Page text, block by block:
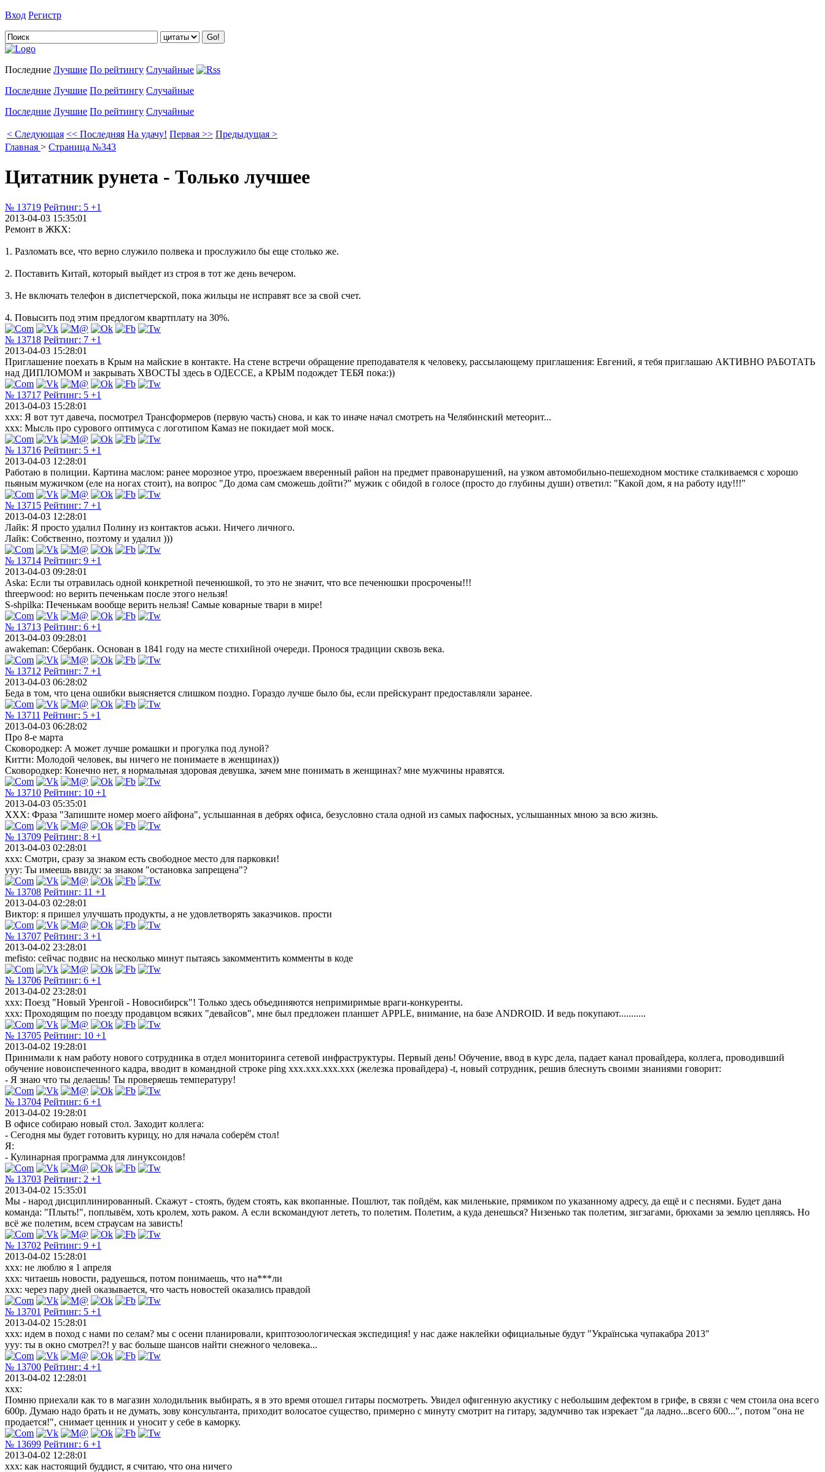
Вход Регистр
Последние Лучшие По рейтингу Случайные
Последние Лучшие По рейтингу Случайные
Последние Лучшие По рейтингу Случайные
< Следующая << Последняя На удачу! Первая >> Предыдущая >
Главная > Страница №343
Цитатник рунета - Только лучшее
№ 13719 Рейтинг: 5 +1
2013-04-03 15:35:01
Ремонт в ЖКХ:
1. Разломать все, что верно служило полвека и прослужило бы еще столько же.
2. Поставить Китай, который выйдет из строя в тот же день вечером.
3. Не включать телефон в диспетчерской, пока жильцы не исправят все за свой счет.
4. Повысить под этим предлогом квартплату на 30%.
№ 13718 Рейтинг: 7 +1
2013-04-03 15:28:01
Приглашение поехать в Крым на майские в контакте. На стене встречи обращение преподавателя к человеку, рассылающему приглашения: Евгений, я тебя приглашаю АКТИВНО РАБОТАТЬ
над ДИПЛОМОМ и закрывать ХВОСТЫ здесь в ОДЕССЕ, а КРЫМ подождет ТЕБЯ пока:))
№ 13717 Рейтинг: 5 +1
2013-04-03 15:28:01
xxx: Я вот тут давеча, посмотрел Трансформеров (первую часть) снова, и как то иначе начал смотреть на Челябинский метеорит...
xxx: Мысль про сурового оптимуса с логотипом Камаз не покидает мой моск.
№ 13716 Рейтинг: 5 +1
2013-04-03 12:28:01
Работаю в полиции. Картина маслом: ранее морозное утро, проезжаем вверенный район на предмет правонарушений, на узком автомобильно-пешеходном мостике сталкиваемся с хорошо
пьяным мужичком (еле на ногах стоит), на вопрос "До дома сам сможешь дойти?" мужик с обидой в голосе (просто до глубины души) ответил: "Какой дом, я на работу иду!!!"
№ 13715 Рейтинг: 7 +1
2013-04-03 12:28:01
Лайк: Я просто удалил Полину из контактов аськи. Ничего личного.
Лайк: Собственно, поэтому и удалил )))
№ 13714 Рейтинг: 9 +1
2013-04-03 09:28:01
Aska: Если ты отравилась одной конкретной печенюшкой, то это не значит, что все печенюшки просрочены!!!
threepwood: но верить печенькам после этого нельзя!
S-shpilka: Печенькам вообще верить нельзя! Самые коварные твари в мире!
№ 13713 Рейтинг: 6 +1
2013-04-03 09:28:01
awakeman: Сбербанк. Основан в 1841 году на месте стихийной очереди. Пронося традиции сквозь века.
№ 13712 Рейтинг: 7 +1
2013-04-03 06:28:02
Беда в том, что цена ошибки выясняется слишком поздно. Гораздо лучше было бы, если прейскурант предоставляли заранее.
№ 13711 Рейтинг: 5 +1
2013-04-03 06:28:02
Про 8-е марта
Сковородкер: А может лучше ромашки и прогулка под луной?
Китти: Молодой человек, вы ничего не понимаете в женщинах))
Сковородкер: Конечно нет, я нормальная здоровая девушка, зачем мне понимать в женщинах? мне мужчины нравятся.
№ 13710 Рейтинг: 10 +1
2013-04-03 05:35:01
ХХХ: Фраза "Запишите номер моего айфона", услышанная в дебрях офиса, безусловно стала одной из самых пафосных, услышанных мною за всю жизнь.
№ 13709 Рейтинг: 8 +1
2013-04-03 02:28:01
xxx: Смотри, сразу за знаком есть свободное место для парковки!
yyy: Ты имеешь ввиду: за знаком "остановка запрещена"?
№ 13708 Рейтинг: 11 +1
2013-04-03 02:28:01
Виктор: я пришел улучшать продукты, а не удовлетворять заказчиков. прости
№ 13707 Рейтинг: 3 +1
2013-04-02 23:28:01
mefisto: сейчас подвис на несколько минут пытаясь закомментить комменты в коде
№ 13706 Рейтинг: 6 +1
2013-04-02 23:28:01
xxx: Поезд "Новый Уренгой - Новосибирск"! Только здесь объединяются непримиримые враги-конкуренты.
xxx: Проходящим по поезду продавцом всяких "девайсов", мне был предложен планшет APPLE, внимание, на базе ANDROID. И ведь покупают...........
№ 13705 Рейтинг: 10 +1
2013-04-02 19:28:01
Принимали к нам работу нового сотрудника в отдел мониторинга сетевой инфраструктуры. Первый день! Обучение, ввод в курс дела, падает канал провайдера, коллега, проводивший
обучение новоиспеченного кадра, вводит в командной строке ping xxx.xxx.xxx.xxx (железка провайдера) -t, новый сотрудник, решив блеснуть своими знаниями говорит:
- Я знаю что ты делаешь! Ты проверяешь температуру!
№ 13704 Рейтинг: 6 +1
2013-04-02 19:28:01
В офисе собираю новый стол. Заходит коллега:
- Сегодня мы будет готовить курицу, но для начала соберём стол!
Я:
- Кулинарная программа для линуксоидов!
№ 13703 Рейтинг: 2 +1
2013-04-02 15:35:01
Мы - народ дисциплинированный. Скажут - стоять, будем стоять, как вкопанные. Пошлют, так пойдём, как миленькие, прямиком по указанному адресу, да ещё и с песнями. Будет дана
команда: "Плыть!", поплывём, хоть кролем, хоть раком. А если вскомандуют лететь, то полетим. Полетим, а куда денешься? Низенько так полетим, зигзагами, брюхами за землю цепляясь. Но
всё же полетим, всем страусам на зависть!
№ 13702 Рейтинг: 9 +1
2013-04-02 15:28:01
xxx: не люблю я 1 апреля
xxx: читаешь новости, радуешься, потом понимаешь, что на***ли
xxx: через пару дней оказывается, что часть новостей оказались правдой
№ 13701 Рейтинг: 5 +1
2013-04-02 15:28:01
ххх: идем в поход с нами по селам? мы с осени планировали, криптозоологическая экспедиция! у нас даже наклейки официальные будут "Українська чупакабра 2013"
ууу: ты в окно смотрел?! у вас больше шансов найти снежного человека...
№ 13700 Рейтинг: 4 +1
2013-04-02 12:28:01
xxx:
Помню приехали как то в магазин холодильник выбирать, я в это время отошел гитары посмотреть. Увидел офигенную акустику с небольшим дефектом в грифе, в связи с чем стоила она всего
600р. Думаю надо брать и не думать, зову консультанта, приходит волосатое существо, примерно с минуту смотрит на гитару, задумчиво так изрекает "да ладно...всего 600...", потом "она не
продается!", снимает ценник и уносит у себе в каморку.
№ 13699 Рейтинг: 6 +1
2013-04-02 12:28:01
xxx: как настоящий буддист, я считаю, что она ничего